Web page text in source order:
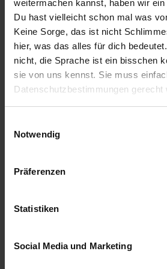
weitermachen kannst, haben wir
Du hast vielleicht schon mal was
Keine Sorge, das ist nicht
hier, was das alles für dich
nicht, die Sprache ist ein bisschen
sie von uns kennst. Sie muss
Datenschutzbestimmungen gerecht
Benutzung der Webseite
Webseite zu analysieren
Informationen zu deiner
Analysen weiterzugeben und um
Notwendig
Präferenzen
Statistiken
Social Media und Marketing
Flexible Arbeiten, gutes Umfeld.
Wie gefällt dir dein
Mir gefällt es sehr gut weil ich
Fähigkeiten anwenden kann. Die
Duales Studium
Hilpoltstein, Mittelfranken